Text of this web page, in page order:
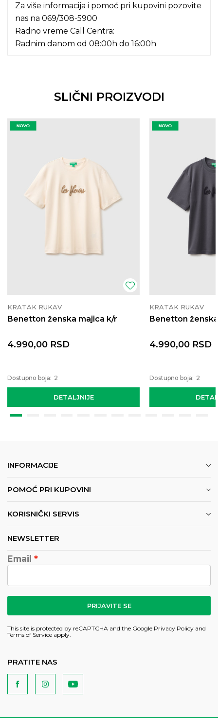
Za više informacija i pomoć pri kupovini pozovite
nas na 069/308-5900
Radno vreme Call Centra:
Radnim danom od 08:00h do 16:00h
SLIČNI PROIZVODI
KRATAK RUKAV
Benetton ženska majica k/r
DETALJNIJE
4.990,00 RSD
Dostupno boja: 2
KRATAK RUKAV
Benetton
4.990,00 RSD
Dostupno boja: 2
INFORMACIJE
POMOĆ PRI KUPOVINI
KORISNIČKI SERVIS
NEWSLETTER
Email
PRIJAVITE SE
This site is protected by reCAPTCHA and the Google Privacy Policy and
Terms of Service apply.
PRATITE NAS